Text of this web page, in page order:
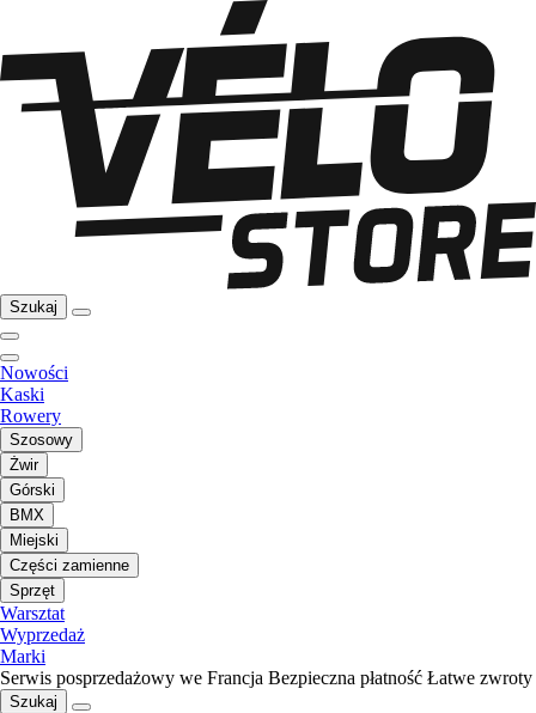
Szukaj
Nowości
Kaski
Rowery
Szosowy
Żwir
Górski
BMX
Miejski
Części zamienne
Sprzęt
Warsztat
Wyprzedaż
Marki
Serwis posprzedażowy we Francja Bezpieczna płatność Łatwe zwroty
Szukaj